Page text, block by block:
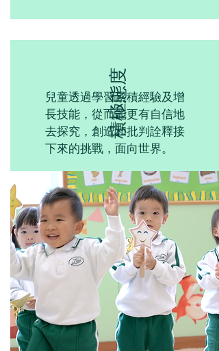
積極態度
兒童透過學習累積經驗及增
長技能，從而能更有自信地
去探究，創造和批判詮釋接
下來的挑戰，面向世界。